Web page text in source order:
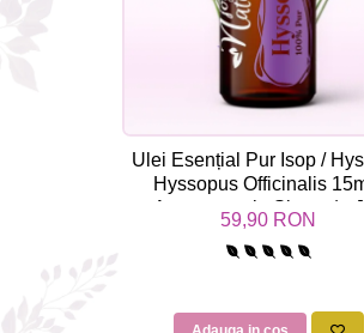
Ulei Esențial Pur Isop /
Hyssopus Officinalis
Aromaterapie Sigura |
Nature
59,90 RON